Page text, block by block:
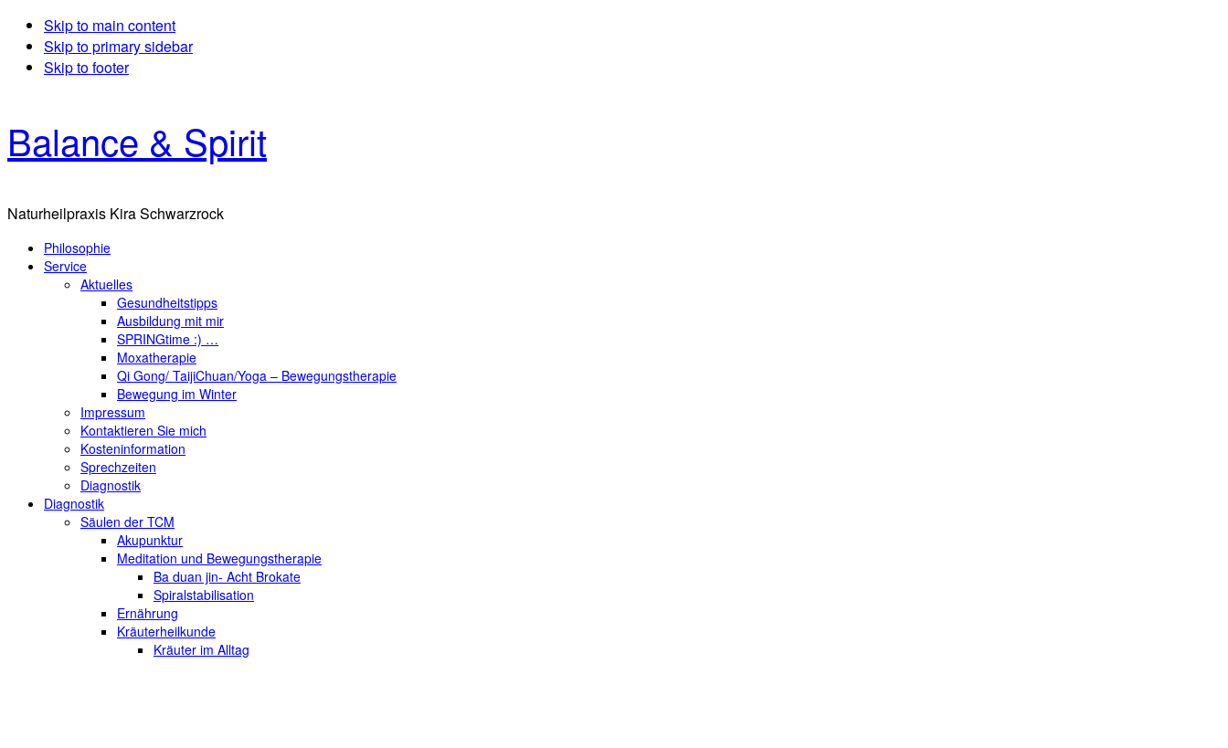
Skip to main content
Skip to primary sidebar
Skip to footer
Balance & Spirit
Naturheilpraxis Kira Schwarzrock
Philosophie
Service
Aktuelles
Gesundheitstipps
Ausbildung mit mir
SPRINGtime :) …
Moxatherapie
Qi Gong/ TaijiChuan/Yoga – Bewegungstherapie
Bewegung im Winter
Impressum
Kontaktieren Sie mich
Kosteninformation
Sprechzeiten
Diagnostik
Diagnostik
Säulen der TCM
Akupunktur
Meditation und Bewegungstherapie
Ba duan jin- Acht Brokate
Spiralstabilisation
Ernährung
Kräuterheilkunde
Kräuter im Alltag